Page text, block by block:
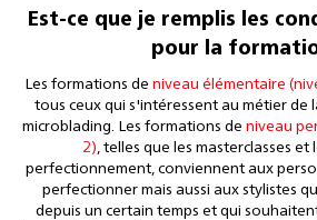
Est-ce que je remplis les
pour la
Les formations de niveau élémentaire
tous ceux qui s'intéressent au métier de
microblading. Les formations de niveau
2), telles que les masterclasses et
perfectionnement, conviennent aux
perfectionner mais aussi aux stylistes
depuis un certain temps et qui